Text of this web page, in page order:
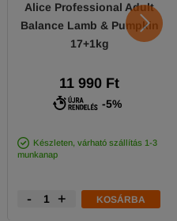
Alice Professional Adult
Balance Lamb & Pumpkin
17+1kg
11 990 Ft
-5%
Készleten, várható szállítás 1-3
munkanap
- + KOSÁRBA